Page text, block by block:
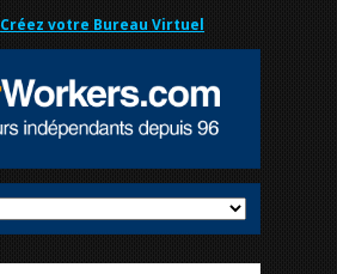
Créez votre Bureau Virtuel